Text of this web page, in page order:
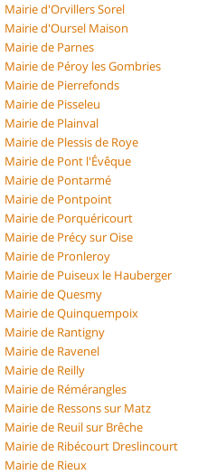
Mairie d'Orvillers Sorel
Mairie d'Oursel Maison
Mairie de Parnes
Mairie de Péroy les Gombries
Mairie de Pierrefonds
Mairie de Pisseleu
Mairie de Plainval
Mairie de Plessis de Roye
Mairie de Pont l'Évêque
Mairie de Pontarmé
Mairie de Pontpoint
Mairie de Porquéricourt
Mairie de Précy sur Oise
Mairie de Pronleroy
Mairie de Puiseux le Hauberger
Mairie de Quesmy
Mairie de Quinquempoix
Mairie de Rantigny
Mairie de Ravenel
Mairie de Reilly
Mairie de Rémérangles
Mairie de Ressons sur Matz
Mairie de Reuil sur Brêche
Mairie de Ribécourt Dreslincourt
Mairie de Rieux